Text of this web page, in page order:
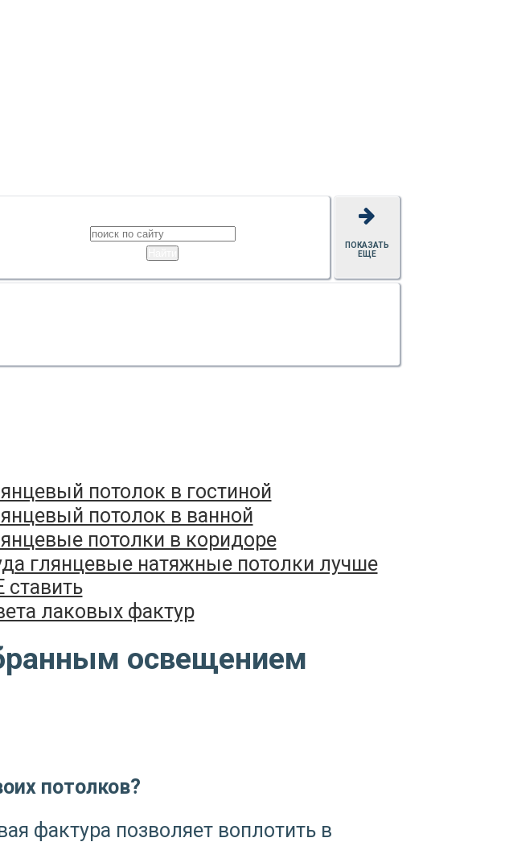
ПОКАЗАТЬ
ЕЩЕ
потолок в гостиной
потолок в ванной
потолки в коридоре
глянцевые натяжные потолки лучше
ставить
лаковых фактур
освещением
потолков?
фактура позволяет воплотить в